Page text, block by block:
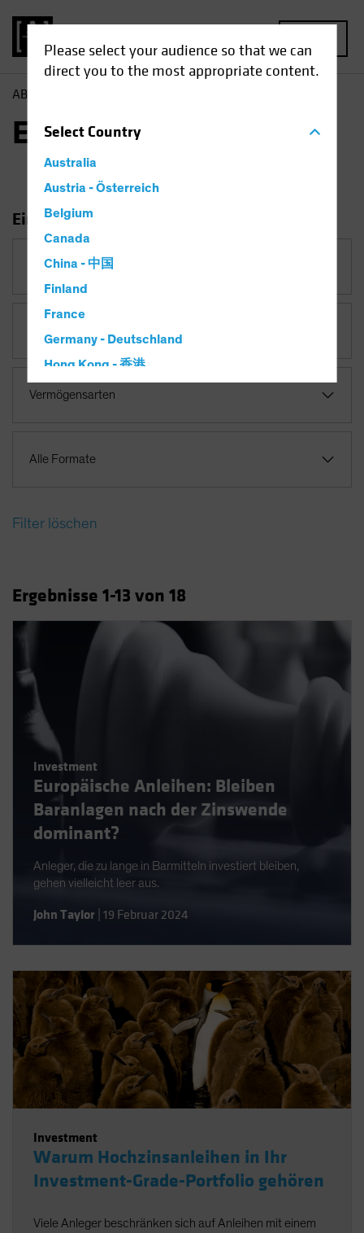
Please select your audience so that we can
direct you to the most appropriate content.
SelectCountry
Australia
Austria - Österreich
Belgium
Canada
China - 中国
Finland
France
Germany - Deutschland
Hong Kong - 香港
Hungary
Japan - 日本
Luxembourg and Other EMEA
Norway
South Korea - 대한민국
Spain
Sweden
Switzerland
Taiwan - 台灣
United States (US Citizens)
AB
Einblicke
Einblicke filtern
Kategorie
Thema
Investieren im Spätzyklus
Vermögensarten
Alle Formate
Filter löschen
Ergebnisse 1-13 von 18
Investment
Europäische Anleihen: Bleiben
Baranlagen nach der Zinswende
dominant?
Anleger, die zu lange in Barmitteln investiert bleiben,
gehen vielleicht leer aus.
John Taylor 19 Februar 2024
Investment
Warum Hochzinsanleihen in Ihr
Investment-Grade-Portfolio gehören
Viele Anleger beschränken sich auf Anleihen mit einem